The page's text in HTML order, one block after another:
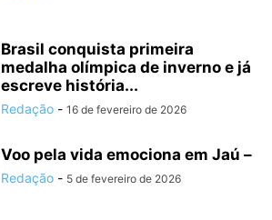
Brasil conquista primeira
medalha olímpica de inverno e já
escreve história...
Redação - 16 de fevereiro de 2026
Voo pela vida emociona em Jaú –
Redação - 5 de fevereiro de 2026